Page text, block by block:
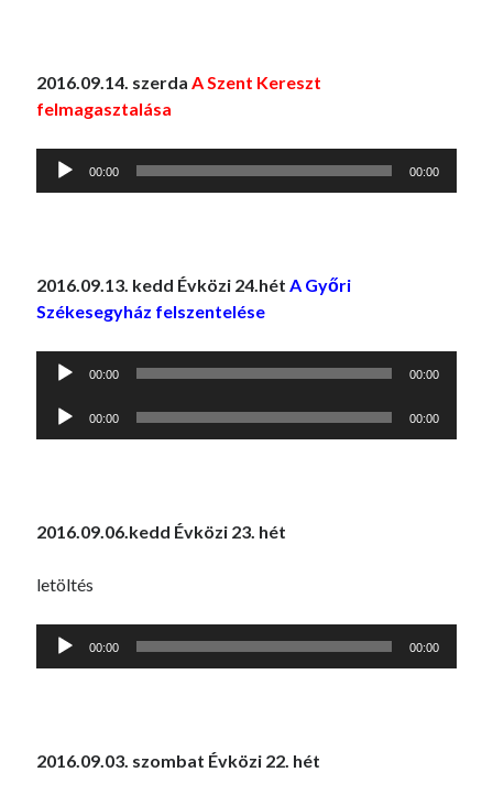
2016.09.14. szerdaA Szent Kereszt
felmagasztalása
Audió
00:00 00:00
2016.09.13. kedd Évközi 24.hétA Győri
Székesegyház felszentelése
Audió
00:00 00:00
Audió
00:00 00:00
2016.09.06.kedd Évközi 23. hét
letöltés
Audió
00:00 00:00
2016.09.03. szombat Évközi 22. hét